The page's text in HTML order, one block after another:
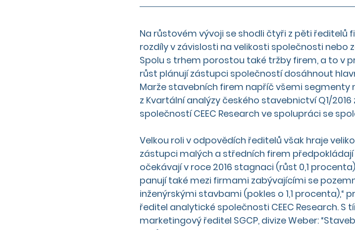
Na růstovém vývoji se shodli čtyři z pěti ředitelů
rozdíly v závislosti na velikosti společnosti nebo
Spolu s trhem porostou také tržby firem, a to v
růst plánují zástupci společností dosáhnout
Marže stavebních firem napříč všemi segmenty
z Kvartální analýzy českého stavebnictví Q1/2016
společností CEEC Research ve spolupráci se
Velkou roli v odpovědích ředitelů však hraje
zástupci malých a středních firem
očekávají v roce 2016 stagnaci (růst 0,1
panují také mezi firmami zabývajícími se
inženýrskými stavbami (pokles o 1,1 procenta),“
ředitel analytické společnosti CEEC Research. S
marketingový ředitel SGCP, divize Weber: